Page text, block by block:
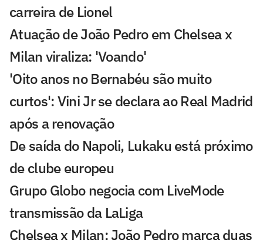
carreira de Lionel
Atuação de João Pedro em Chelsea x
Milan viraliza: 'Voando'
'Oito anos no Bernabéu são muito
curtos': Vini Jr se declara ao Real Madrid
após a renovação
De saída do Napoli, Lukaku está próximo
de clube europeu
Grupo Globo negocia com LiveMode
transmissão da LaLiga
Chelsea x Milan: João Pedro marca duas